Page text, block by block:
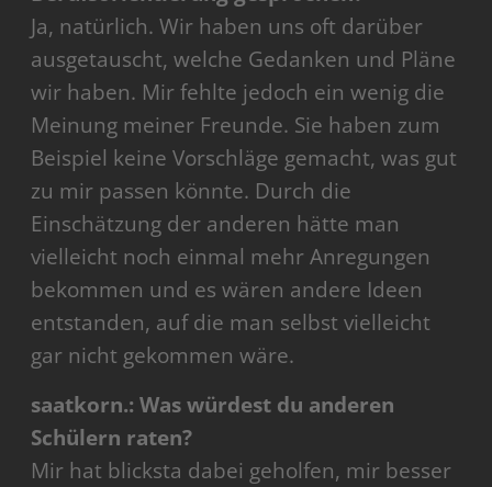
Ja, natürlich. Wir haben uns oft darüber
ausgetauscht, welche Gedanken und Pläne
wir haben. Mir fehlte jedoch ein wenig die
Meinung meiner Freunde. Sie haben zum
Beispiel keine Vorschläge gemacht, was gut
zu mir passen könnte. Durch die
Einschätzung der anderen hätte man
vielleicht noch einmal mehr Anregungen
bekommen und es wären andere Ideen
entstanden, auf die man selbst vielleicht
gar nicht gekommen wäre.
saatkorn.: Was würdest du anderen
Schülern raten?
Mir hat blicksta dabei geholfen, mir besser